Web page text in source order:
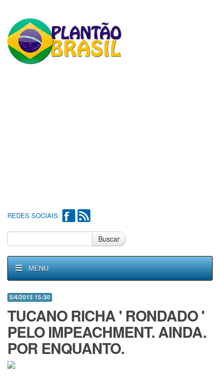
REDES SOCIAIS:
Buscar
MENU
5/4/2015 15:30
TUCANO RICHA ' RONDADO '
PELO IMPEACHMENT. AINDA.
POR ENQUANTO.